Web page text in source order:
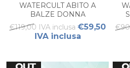
WATERCULT ABITO A
BALZE DONNA
€119,00 IVA inclusa €59,50
IVA inclusa